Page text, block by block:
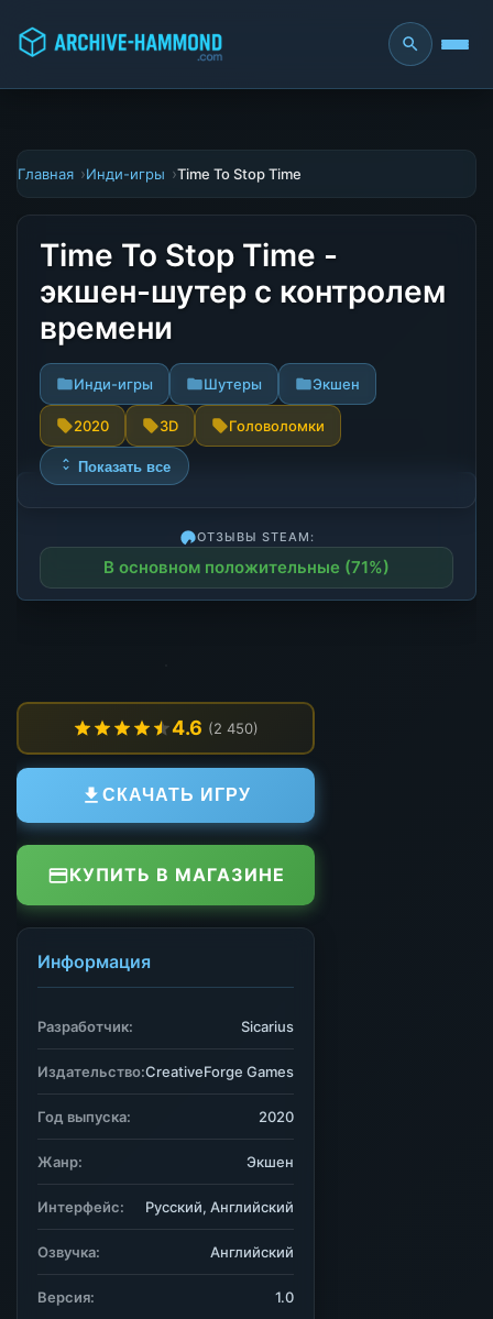
Главная Инди-игры Time To Stop Time
Time To Stop Time -
экшен-шутер с контролем
времени
Инди-игры Шутеры Экшен
2020 3D Головоломки
Показать все
ОТЗЫВЫ STEAM:
В основном положительные (71%)
4.6 (2 450)
СКАЧАТЬ ИГРУ
КУПИТЬ В МАГАЗИНЕ
Информация
Разработчик: Sicarius
Издательство:CreativeForge Games
Год выпуска: 2020
Жанр: Экшен
Интерфейс: Русский, Английский
Озвучка: Английский
Версия: 1.0